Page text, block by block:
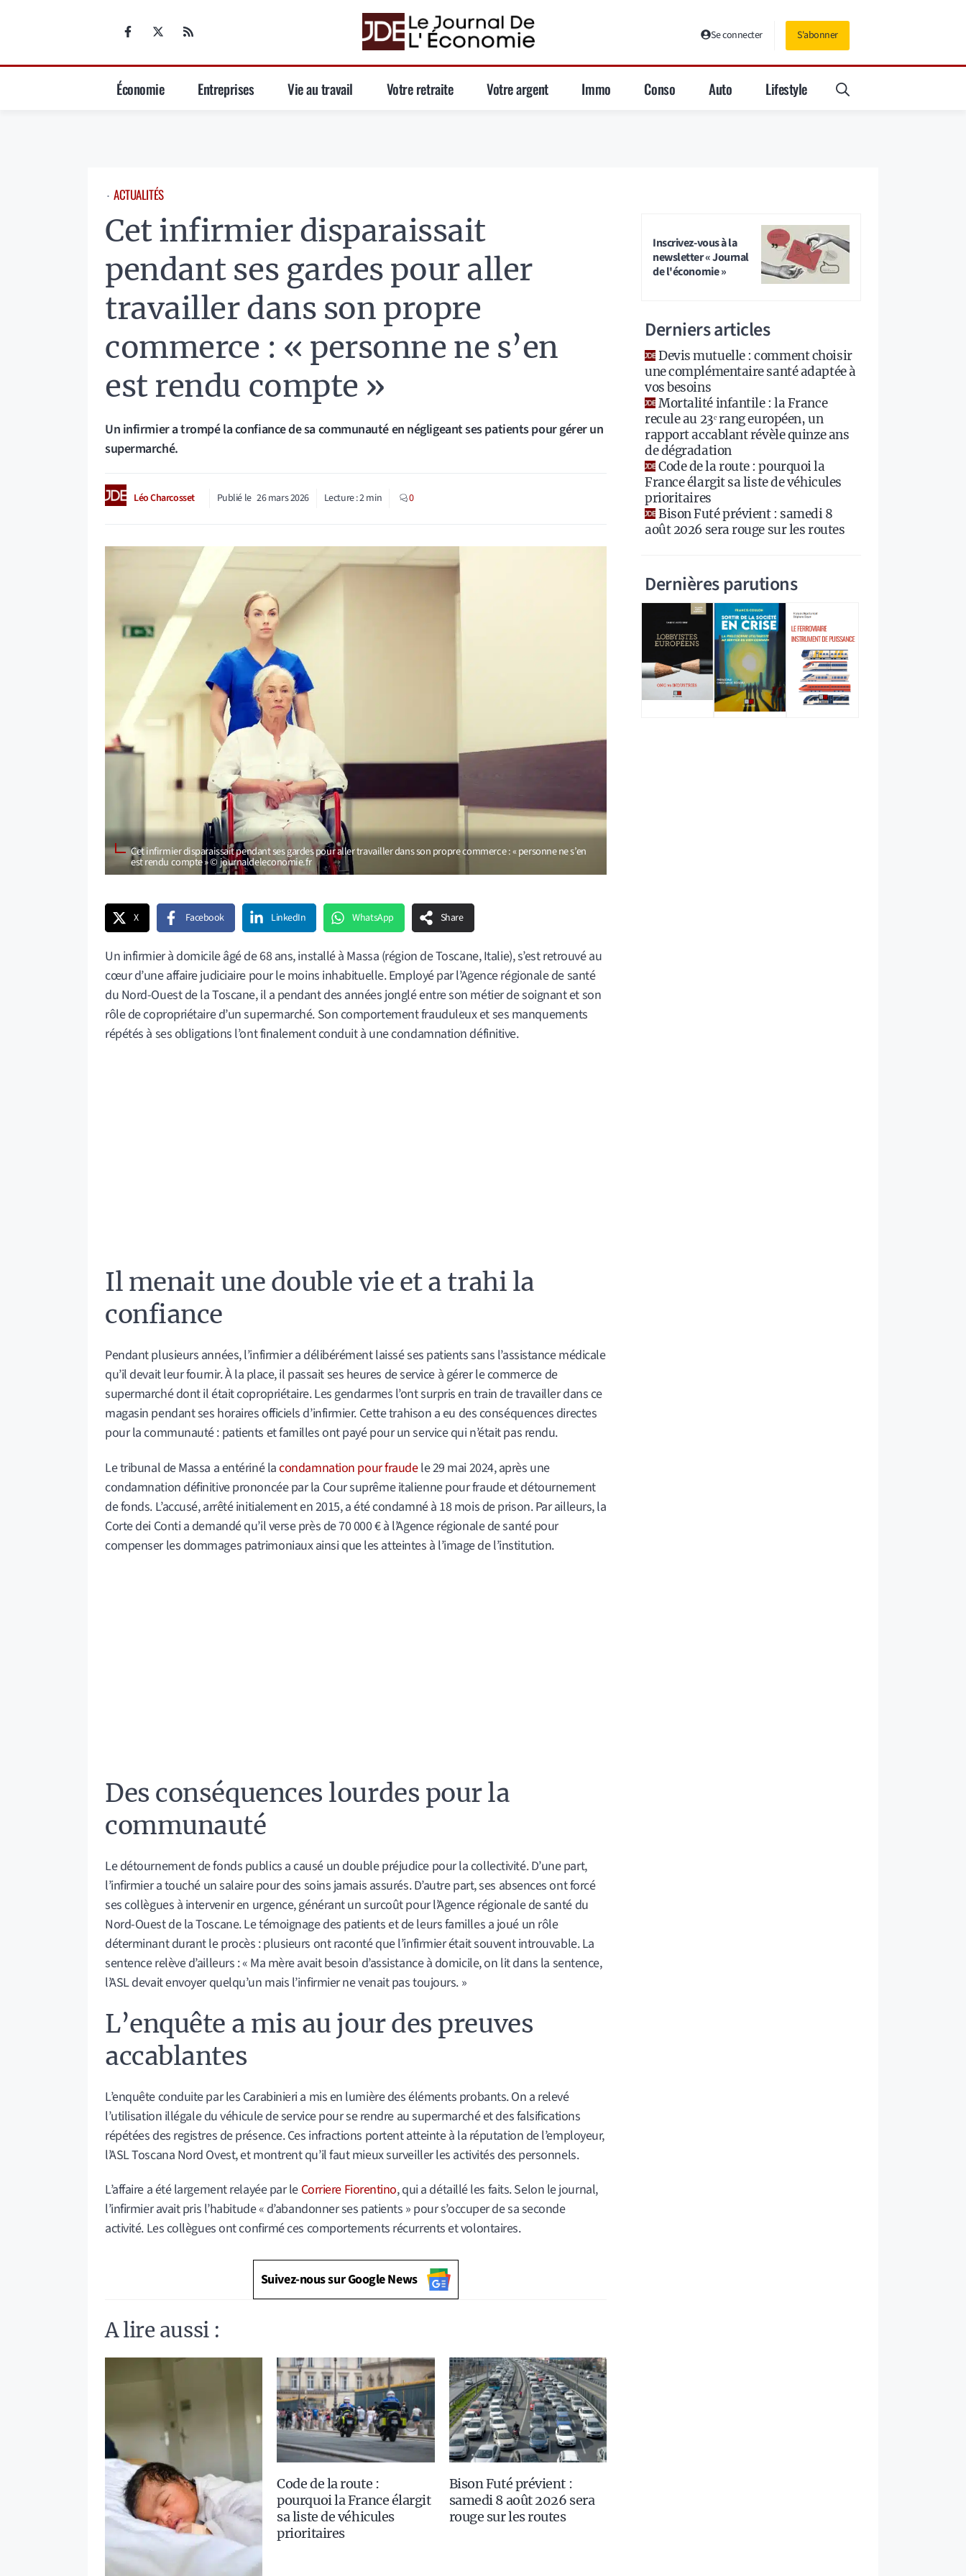
Se connecter S'abonner
Économie Entreprises Vie au travail Votre retraite Votre argent Immo Conso Auto Lifestyle
⋅ ACTUALITÉS
Cet infirmier disparaissait
pendant ses gardes pour aller
travailler dans son propre
commerce : « personne ne s’en
est rendu compte »
Un infirmier a trompé la confiance de sa communauté en négligeant ses patients pour gérer un
supermarché.
Léo Charcosset Publié le 26 mars 2026 Lecture :2min 0
Cet infirmier disparaissait pendant ses gardes pour aller travailler dans son propre commerce : « personne ne s’en
est rendu compte » © journaldeleconomie.fr
X Facebook LinkedIn WhatsApp Share
Un infirmier à domicile âgé de 68 ans, installé à Massa (région de Toscane, Italie), s’est retrouvé au
cœur d’une affaire judiciaire pour le moins inhabituelle. Employé par l’Agence régionale de santé
du Nord-Ouest de la Toscane, il a pendant des années jonglé entre son métier de soignant et son
rôle de copropriétaire d’un supermarché. Son comportement frauduleux et ses manquements
répétés à ses obligations l’ont finalement conduit à une condamnation définitive.
Il menait une double vie et a trahi la
confiance
Pendant plusieurs années, l’infirmier a délibérément laissé ses patients sans l’assistance médicale
qu’il devait leur fournir. À la place, il passait ses heures de service à gérer le commerce de
supermarché dont il était copropriétaire. Les gendarmes l’ont surpris en train de travailler dans ce
magasin pendant ses horaires officiels d’infirmier. Cette trahison a eu des conséquences directes
pour la communauté : patients et familles ont payé pour un service qui n’était pas rendu.
Le tribunal de Massa a entériné lacondamnation pour fraudele 29 mai 2024, après une
condamnation définitive prononcée par la Cour suprême italienne pour fraude et détournement
de fonds. L’accusé, arrêté initialement en 2015, a été condamné à 18 mois de prison. Par ailleurs, la
Corte dei Conti a demandé qu’il verse près de 70 000 € à l’Agence régionale de santé pour
compenser les dommages patrimoniaux ainsi que les atteintes à l’image de l’institution.
Des conséquences lourdes pour la
communauté
Le détournement de fonds publics a causé un double préjudice pour la collectivité. D’une part,
l’infirmier a touché un salaire pour des soins jamais assurés. D’autre part, ses absences ont forcé
ses collègues à intervenir en urgence, générant un surcoût pour l’Agence régionale de santé du
Nord-Ouest de la Toscane. Le témoignage des patients et de leurs familles a joué un rôle
déterminant durant le procès : plusieurs ont raconté que l’infirmier était souvent introuvable. La
sentence relève d’ailleurs : « Ma mère avait besoin d’assistance à domicile, on lit dans la sentence,
l’ASL devait envoyer quelqu’un mais l’infirmier ne venait pas toujours. »
L’enquête a mis au jour des preuves
accablantes
L’enquête conduite par les Carabinieri a mis en lumière des éléments probants. On a relevé
l’utilisation illégale du véhicule de service pour se rendre au supermarché et des falsifications
répétées des registres de présence. Ces infractions portent atteinte à la réputation de l’employeur,
l’ASL Toscana Nord Ovest, et montrent qu’il faut mieux surveiller les activités des personnels.
L’affaire a été largement relayée par le Corriere Fiorentino, qui a détaillé les faits. Selon le journal,
l’infirmier avait pris l’habitude « d’abandonner ses patients » pour s’occuper de sa seconde
activité. Les collègues ont confirmé ces comportements récurrents et volontaires.
Suivez-nous sur Google News
A lire aussi :
Code de la route :
pourquoi la France élargit
sa liste de véhicules
prioritaires
Bison Futé prévient :
samedi 8 août 2026 sera
rouge sur les routes
Inscrivez-vous à la
newsletter « Journal
de l'économie »
Derniers articles
Devis mutuelle : comment choisir
une complémentaire santé adaptée à
vos besoins
Mortalité infantile : la France
recule au 23ᵉ rang européen, un
rapport accablant révèle quinze ans
de dégradation
Code de la route : pourquoi la
France élargit sa liste de véhicules
prioritaires
Bison Futé prévient : samedi 8
août 2026 sera rouge sur les routes
Dernières parutions